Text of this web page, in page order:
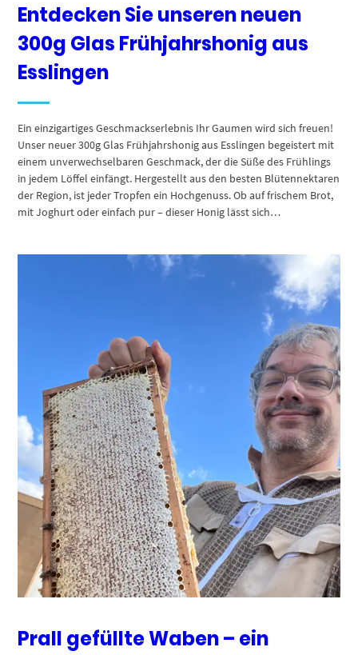
Entdecken Sie unseren neuen
300g Glas Frühjahrshonig aus
Esslingen
Ein einzigartiges Geschmackserlebnis Ihr Gaumen wird sich freuen!
Unser neuer 300g Glas Frühjahrshonig aus Esslingen begeistert mit
einem unverwechselbaren Geschmack, der die Süße des Frühlings
in jedem Löffel einfängt. Hergestellt aus den besten Blütennektaren
der Region, ist jeder Tropfen ein Hochgenuss. Ob auf frischem Brot,
mit Joghurt oder einfach pur – dieser Honig lässt sich…
Prall gefüllte Waben – ein